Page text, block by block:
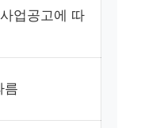
업공고에 따
름